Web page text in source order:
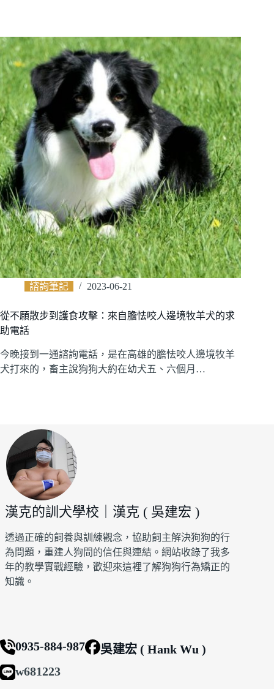
諮詢筆記 2023-06-21
從不願散步到護食攻擊：來自膽怯咬人邊境牧羊犬的求
助電話
今晚接到一通諮詢電話，是在高雄的膽怯咬人邊境牧羊
犬打來的，畜主說狗狗大約在幼犬五、六個月…
漢克的訓犬學校｜漢克 ( 吳建宏 )
透過正確的飼養與訓練觀念，協助飼主解決狗狗的行
為問題，重建人狗間的信任與連結。網站收錄了我多
年的教學實戰經驗，歡迎來這裡了解狗狗行為矯正的
知識。
0935-884-987
吳建宏 ( Hank Wu )
w681223